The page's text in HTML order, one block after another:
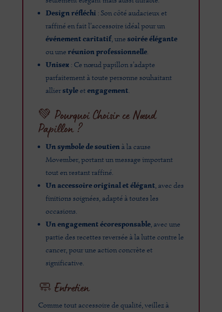
Design réfléchi : Son côté audacieux et
raffiné en fait l’accessoire idéal pour un
événement caritatif, une soirée élégante
ou une réunion professionnelle.
Unisex : Ce nœud papillon s’adapte
parfaitement à toute personne souhaitant
allierstyleetengagement.
💚 Pourquoi Choisir ce Nœud
Papillon ?
Un symbole de soutienà la cause
Movember, portant un message important
tout en restant raffiné.
Un accessoire original et élégant, avec des
finitions soignées, adapté à toutes les
occasions.
Un engagement écoresponsable, avec une
partie des recettes reversée à la lutte contre le
cancer, pour une action concrète et
significative.
🧼 Entretien
Comme tout accessoire de qualité, veillez à